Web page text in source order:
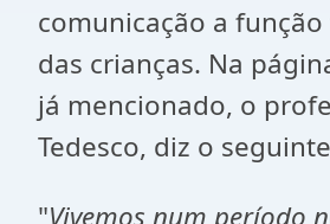
comunicação a
das crianças. Na
já mencionado, o
Tedesco, diz o
"Vivemos num período